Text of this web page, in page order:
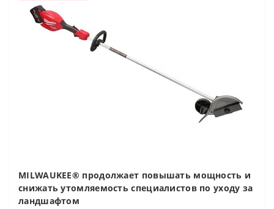
MILWAUKEE® продолжает повышать мощность и
снижать утомляемость специалистов по уходу за
ландшафтом